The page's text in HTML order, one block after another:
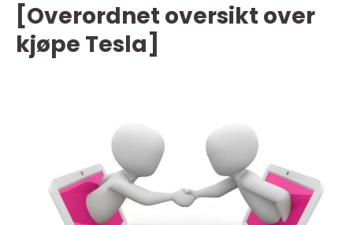
[Overordnet oversikt over
kjøpe Tesla]